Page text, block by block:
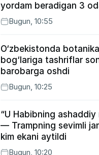
yordam beradigan 3
Bugun, 10:55
O‘zbekistonda botanika
bog‘lariga tashriflar
barobarga oshdi
Bugun, 10:25
“U Habibning ashaddiy
— Trampning sevimli
kim ekani aytildi
Bugun, 10:20